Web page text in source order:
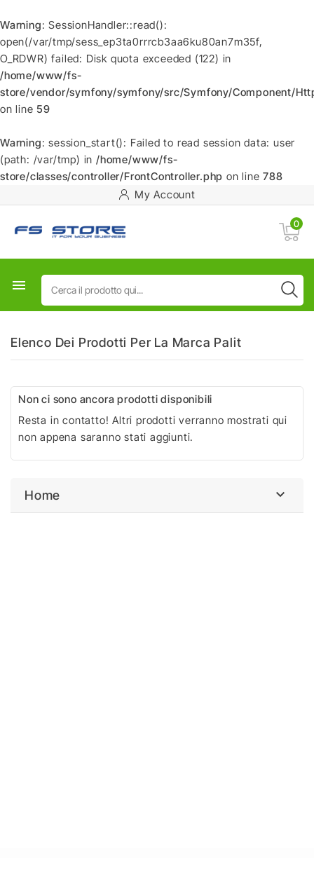
Warning: SessionHandler::read():
open(/var/tmp/sess_ep3ta0rrrcb3aa6ku80an7m35f,
O_RDWR) failed: Disk quota exceeded (122) in
/home/www/fs-
store/vendor/symfony/symfony/src/Symfony/Component/
on line59
Warning: session_start(): Failed to read session data: user
(path: /var/tmp) in/home/www/fs-
store/classes/controller/FrontController.php on line788
My Account
0

Elenco Dei Prodotti Per La Marca Palit
Non ci sono ancora prodotti disponibili
Resta in contatto! Altri prodotti verranno mostrati qui
non appena saranno stati aggiunti.
Home 